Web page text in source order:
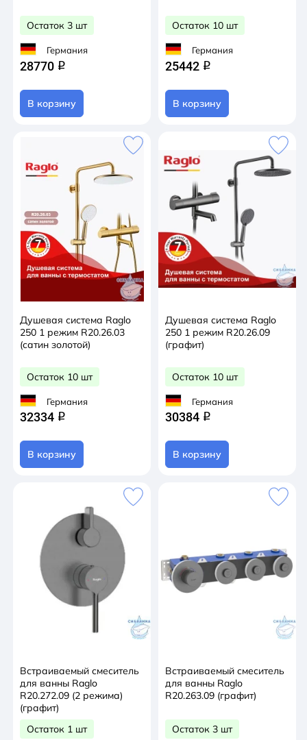
Остаток 3 шт
Германия
28770 q
В корзину
Остаток 10 шт
Германия
25442 q
В корзину
Душевая система Raglo
250 1 режим R20.26.03
(сатин золотой)
Остаток 10 шт
Германия
32334 q
В корзину
Душевая система Raglo
250 1 режим R20.26.09
(графит)
Остаток 10 шт
Германия
30384 q
В корзину
Встраиваемый смеситель
для ванны Raglo
R20.272.09 (2 режима)
(графит)
Остаток 1 шт
Встраиваемый смеситель
для ванны Raglo
R20.263.09 (графит)
Остаток 3 шт